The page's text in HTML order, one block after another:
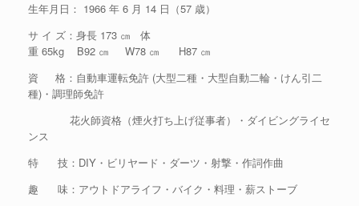
生年月日： 1966 年 6 月 14 日（57 歳）
サ イ ズ：身長 173 ㎝ 体
重 65kg B92 ㎝ W78 ㎝ H87 ㎝
資 格：自動車運転免許 (大型二種・大型自動二輪・けん引二
種)・調理師免許
花火師資格（煙火打ち上げ従事者）・ダイビングライセ
ンス
特 技：DIY・ビリヤード・ダーツ・射撃・作詞作曲
趣 味：アウトドアライフ・バイク・料理・薪ストーブ